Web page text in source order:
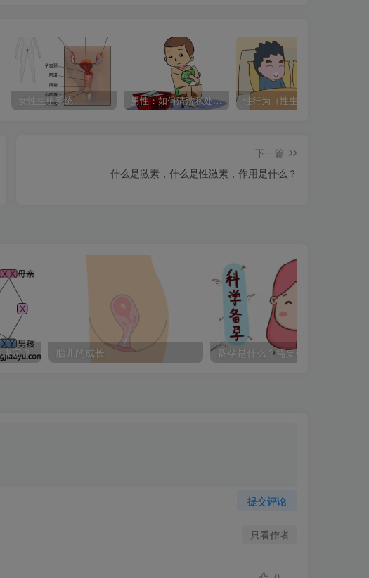
女性生殖系统 男性：如何清洗私处？不清洗可能要做手术割了
下一篇
什么是激素，什么是性激素，作用是什么？
定？ 胎儿的成长 备孕是什么？需要做什么准备？
提交评论
只看作者